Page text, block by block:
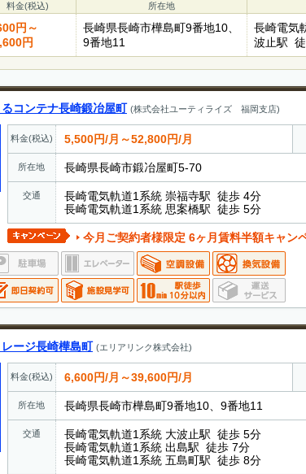
料金(税込) 所在地
円～
円
長崎県長崎市樺島町9番地10、
9番地11
長崎電気
波止駅
るコンテナ長崎鍛冶屋町 (株式会社ユーティライズ 福岡支店)
料金(税込) 5,500円/月～52,800円/月
所在地 長崎県長崎市鍛冶屋町5-70
交通
長崎電気軌道1系統 崇福寺駅 徒歩 4分
長崎電気軌道1系統 思案橋駅 徒歩 5分
今月ご契約者様限定 6ヶ月賃料半額キャンペーン実施中 対象外の
ージ長崎樺島町 (エリアリンク株式会社)
料金(税込) 6,600円/月～39,600円/月
所在地 長崎県長崎市樺島町9番地10、9番地11
交通
長崎電気軌道1系統 大波止駅 徒歩 5分
長崎電気軌道1系統 出島駅 徒歩 7分
長崎電気軌道1系統 五島町駅 徒歩 8分